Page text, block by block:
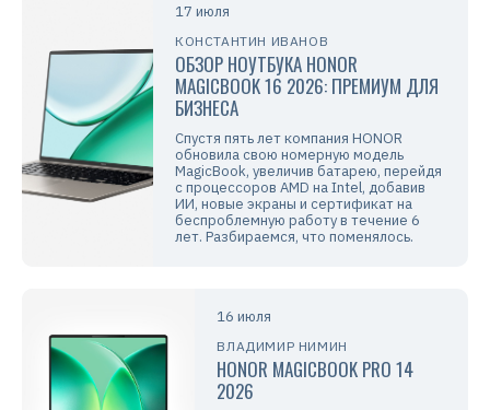
17 июля
КОНСТАНТИН ИВАНОВ
ОБЗОР НОУТБУКА HONOR
MAGICBOOK 16 2026: ПРЕМИУМ ДЛЯ
БИЗНЕСА
Спустя пять лет компания HONOR
обновила свою номерную модель
MagicBook, увеличив батарею, перейдя
с процессоров AMD на Intel, добавив
ИИ, новые экраны и сертификат на
беспроблемную работу в течение 6
лет. Разбираемся, что поменялось.
16 июля
ВЛАДИМИР НИМИН
HONOR MAGICBOOK PRO 14
2026